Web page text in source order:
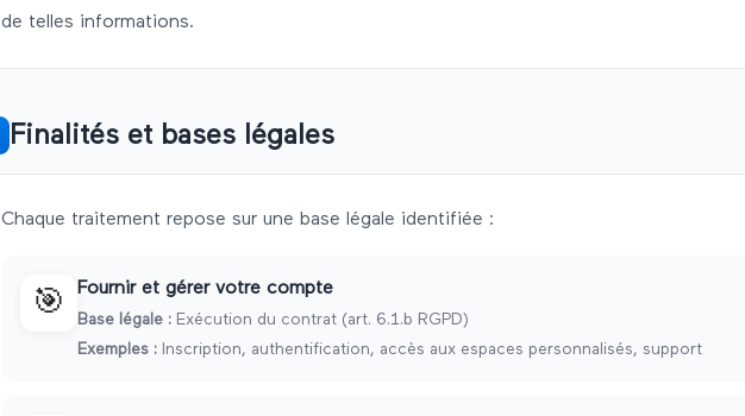
de telles informations.
Finalités et bases légales
Chaque traitement repose sur une base légale identifiée :
🎯 Fournir et gérer votre compte
Base légale : Exécution du contrat (art. 6.1.b RGPD)
Exemples : Inscription, authentification, accès aux espaces personnalisés, support